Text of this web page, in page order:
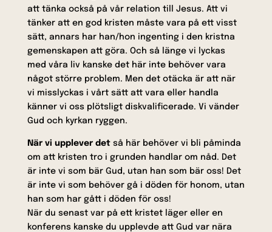
att tänka också på vår relation till Jesus. Att vi
tänker att en god kristen måste vara på ett visst
sätt, annars har han/hon ingenting i den kristna
gemenskapen att göra. Och så länge vi lyckas
med våra liv kanske det här inte behöver vara
något större problem. Men det otäcka är att när
vi misslyckas i vårt sätt att vara eller handla
känner vi oss plötsligt diskvalificerade. Vi vänder
Gud och kyrkan ryggen.
När vi upplever detså här behöver vi bli påminda
om att kristen tro i grunden handlar om nåd. Det
är inte vi som bär Gud, utan han som bär oss! Det
är inte vi som behöver gå i döden för honom, utan
han som har gått i döden för oss!
När du senast var på ett kristet läger eller en
konferens kanske du upplevde att Gud var nära